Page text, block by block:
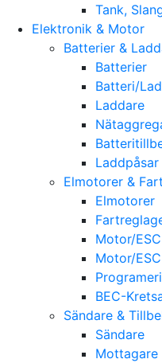
Tank,
Elektronik & Motor
Batterier &
Batterier
Batteri/
Laddare
Laddpåsar
Elmotorer &
Elmotorer
Motor/
Motor/
BEC-
Sändare &
Sändare
Mottagare